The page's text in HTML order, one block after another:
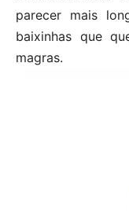
parecer mais
baixinhas que
magras.